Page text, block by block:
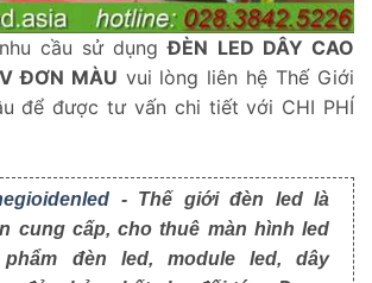
cầu sử dụngĐÈN LED DÂY CAO
ĐƠN MÀU vui lòng liên hệ Thế Giới
để được tư vấn chi tiết với CHI PHÍ
- Thế giới đèn led là
cung cấp, cho thuê màn hình led
đèn led, module led, dây